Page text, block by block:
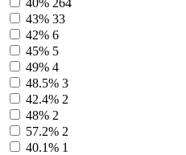
43% 33
42% 6
45% 5
49% 4
48.5% 3
42.4% 2
48% 2
57.2% 2
40.1% 1